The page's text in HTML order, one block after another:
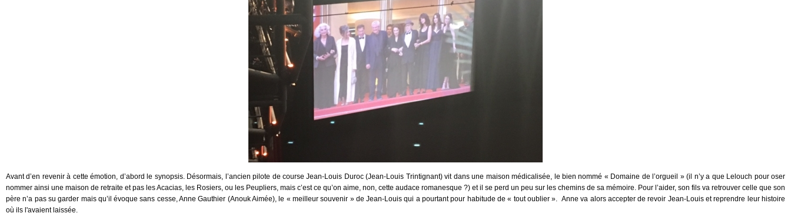
Avant d’en revenir à cette émotion, d’abord le synopsis. Désormais, l’ancien pilote de course Jean-Louis Duroc (Jean-Louis Trintignant) vit dans une maison médicalisée, le bien nommé « Domaine de l’orgueil » (il n’y a que Lelouch pour oser
nommer ainsi une maison de retraite et pas les Acacias, les Rosiers, ou les Peupliers, mais c’est ce qu’on aime, non, cette audace romanesque ?) et il se perd un peu sur les chemins de sa mémoire. Pour l’aider, son fils va retrouver celle que son
père n’a pas su garder mais qu’il évoque sans cesse, Anne Gauthier (Anouk Aimée), le « meilleur souvenir » de Jean-Louis qui a pourtant pour habitude de « tout oublier ». Anne va alors accepter de revoir Jean-Louis et reprendre leur histoire
où ils l'avaient laissée.